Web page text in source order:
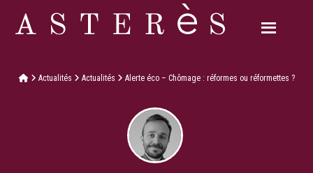
Actualités Actualités Alerte éco – Chômage : réformes ou réformettes ?